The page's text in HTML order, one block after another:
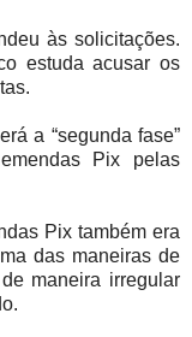
às solicitações.
estuda acusar os
a “segunda fase”
Pix pelas
Pix também era
das maneiras de
maneira irregular